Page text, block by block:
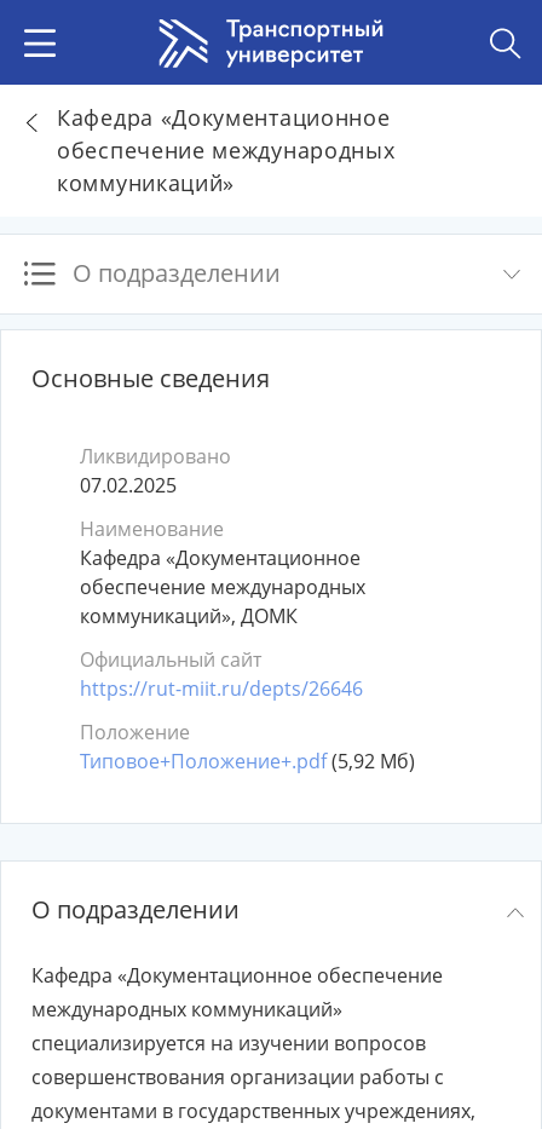
Кафедра «Документационное
обеспечение международных
коммуникаций»
О подразделении
Основные сведения
Ликвидировано
07.02.2025
Наименование
Кафедра «Документационное
обеспечение международных
коммуникаций», ДОМК
Официальный сайт
https://rut-miit.ru/depts/26646
Положение
Типовое+Положение+.pdf(5,92 Мб)
О подразделении
Кафедра «Документационное обеспечение
международных коммуникаций»
специализируется на изучении вопросов
совершенствования организации работы с
документами в государственных учреждениях,